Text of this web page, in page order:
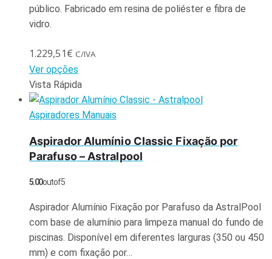
público. Fabricado em resina de poliéster e fibra de
vidro.
1.229,51€ C/IVA
Ver opções
Vista Rápida
Aspiradores Manuais
Aspirador Alumínio Classic Fixação por
Parafuso – Astralpool
5.00out of 5
Aspirador Alumínio Fixação por Parafuso da AstralPool
com base de alumínio para limpeza manual do fundo de
piscinas. Disponível em diferentes larguras (350 ou 450
mm) e com fixação por…